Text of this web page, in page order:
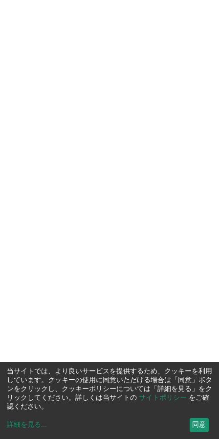
当サイトでは、より良いサービスを提供するため、クッキーを利用
しています。クッキーの使用に同意いただける場合は「同意」ボタ
ンをクリックし、クッキーポリシーについては「詳細を見る」をク
リックしてください。詳しくは当サイトの サイトポリシー をご確
認ください。
詳細を見る ... 同意